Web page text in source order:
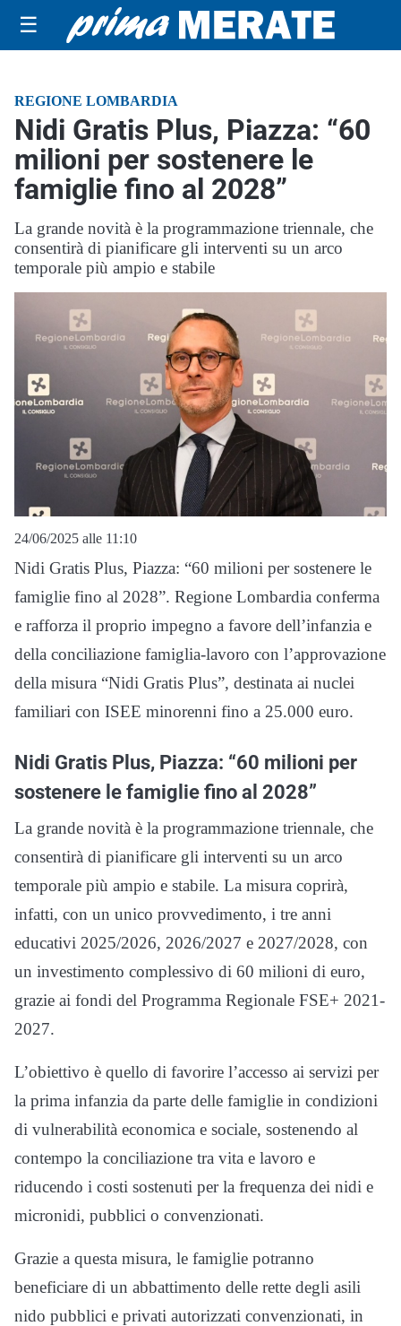
☰
REGIONE LOMBARDIA
Nidi Gratis Plus, Piazza: “60
milioni per sostenere le
famiglie fino al 2028”
La grande novità è la programmazione triennale, che
consentirà di pianificare gli interventi su un arco
temporale più ampio e stabile
24/06/2025 alle 11:10
Nidi Gratis Plus, Piazza: “60 milioni per sostenere le
famiglie fino al 2028”. Regione Lombardia conferma
e rafforza il proprio impegno a favore dell’infanzia e
della conciliazione famiglia-lavoro con l’approvazione
della misura “Nidi Gratis Plus”, destinata ai nuclei
familiari con ISEE minorenni fino a 25.000 euro.
Nidi Gratis Plus, Piazza: “60 milioni per
sostenere le famiglie fino al 2028”
La grande novità è la programmazione triennale, che
consentirà di pianificare gli interventi su un arco
temporale più ampio e stabile. La misura coprirà,
infatti, con un unico provvedimento, i tre anni
educativi 2025/2026, 2026/2027 e 2027/2028, con
un investimento complessivo di 60 milioni di euro,
grazie ai fondi del Programma Regionale FSE+ 2021-
2027.
L’obiettivo è quello di favorire l’accesso ai servizi per
la prima infanzia da parte delle famiglie in condizioni
di vulnerabilità economica e sociale, sostenendo al
contempo la conciliazione tra vita e lavoro e
riducendo i costi sostenuti per la frequenza dei nidi e
micronidi, pubblici o convenzionati.
Grazie a questa misura, le famiglie potranno
beneficiare di un abbattimento delle rette degli asili
nido pubblici e privati autorizzati convenzionati, in